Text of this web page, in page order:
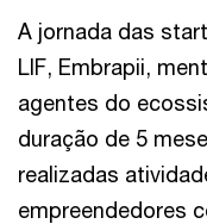
A jornada das
LIF, Embrapii,
agentes do
duração de 5
realizadas
empreendedores